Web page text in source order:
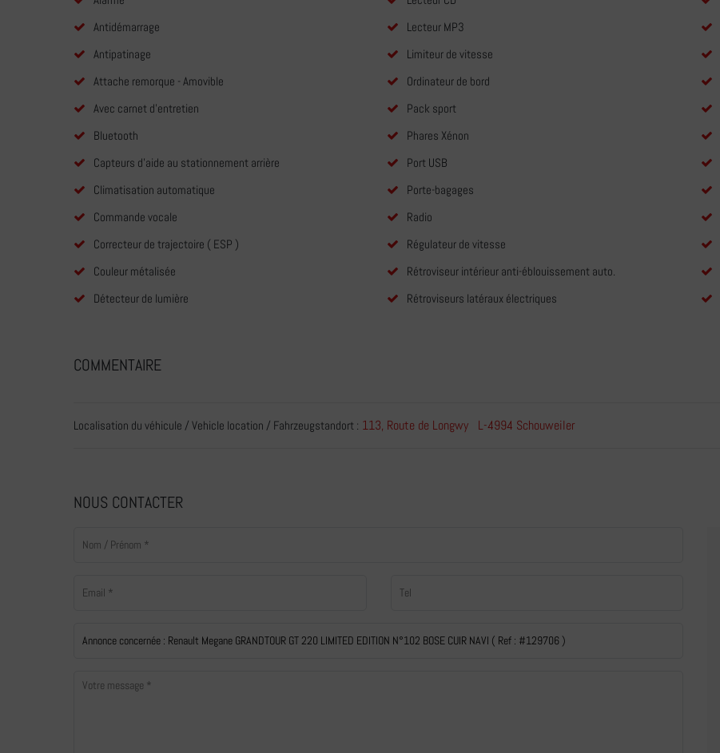
Antidémarrage
Antipatinage
Attache remorque - Amovible
Avec carnet d'entretien
Bluetooth
Capteurs d'aide au stationnement arrière
Climatisation automatique
Commande vocale
Correcteur de trajectoire ( ESP )
Couleur métalisée
Détecteur de lumière
Lecteur MP3
Limiteur de vitesse
Ordinateur de bord
Pack sport
Phares Xénon
Port USB
Porte-bagages
Radio
Régulateur de vitesse
Rétroviseur intérieur anti-éblouissement auto.
Rétroviseurs latéraux électriques
COMMENTAIRE
Localisation du véhicule / Vehicle location / Fahrzeugstandort : 113, Route de Longwy L-4994 Schouweiler
NOUS CONTACTER